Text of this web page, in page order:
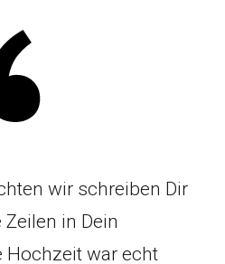
wir schreiben Dir
in Dein
Hochzeit war echt